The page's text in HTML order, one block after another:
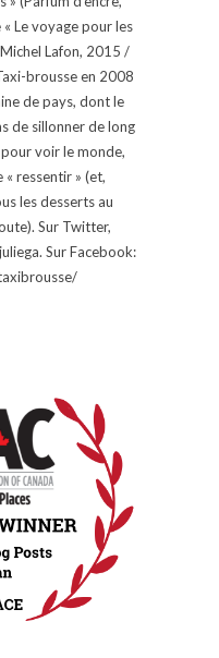
Le voyage pour les
Lafon, 2015 /
brousse en 2008
de pays, dont le
de sillonner de long
voir le monde,
« ressentir » (et,
les desserts au
Sur Twitter,
Sur Facebook: